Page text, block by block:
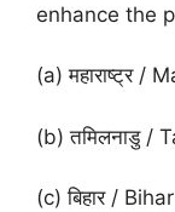
enhance the
(a) महाराष्ट्र /
(b) तमिलनाडु /
(c) बिहार / Bihar